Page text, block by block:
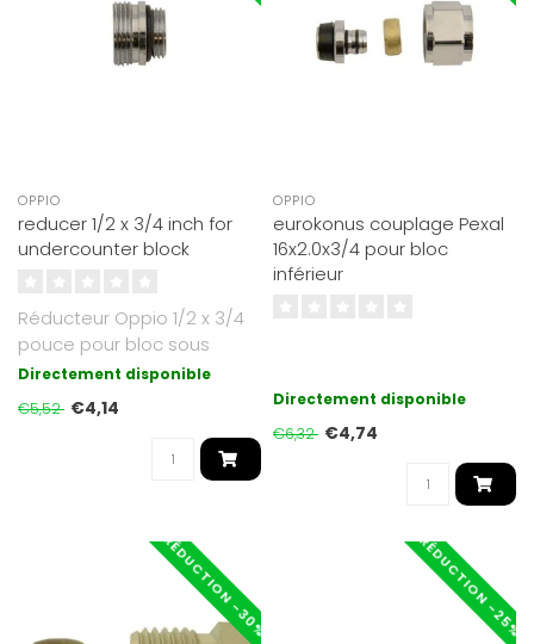
OPPIO
reducer 1/2 x 3/4 inch for
undercounter block
Réducteur Oppio 1/2 x 3/4
pouce pour bloc sous
comptoir
Directement disponible
€5,52 €4,14
OPPIO
eurokonus couplage Pexal
16x2.0x3/4 pour bloc
inférieur
Directement disponible
€6,32 €4,74
RÉDUCTION -30% RÉDUCTION -25%